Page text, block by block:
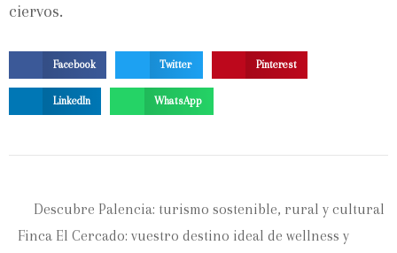
ciervos.
Facebook Twitter Pinterest
LinkedIn WhatsApp
Descubre Palencia: turismo sostenible, rural y cultural
Finca El Cercado: vuestro destino ideal de wellness y